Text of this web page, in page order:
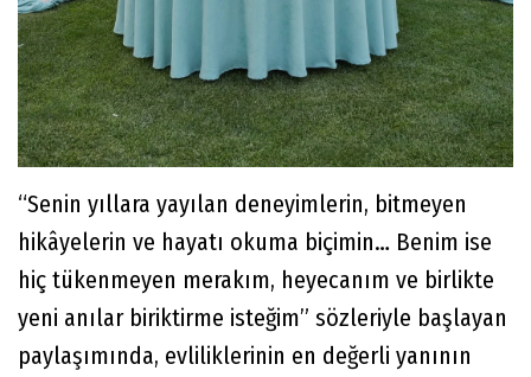
“Senin yıllara yayılan deneyimlerin, bitmeyen
hikâyelerin ve hayatı okuma biçimin… Benim ise
hiç tükenmeyen merakım, heyecanım ve birlikte
yeni anılar biriktirme isteğim” sözleriyle başlayan
paylaşımında, evliliklerinin en değerli yanının